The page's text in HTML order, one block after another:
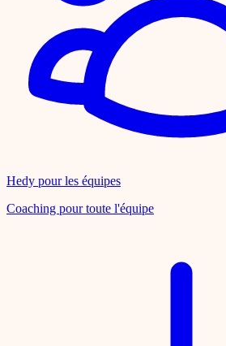
Hedy pour les équipes
Coaching pour toute l'équipe